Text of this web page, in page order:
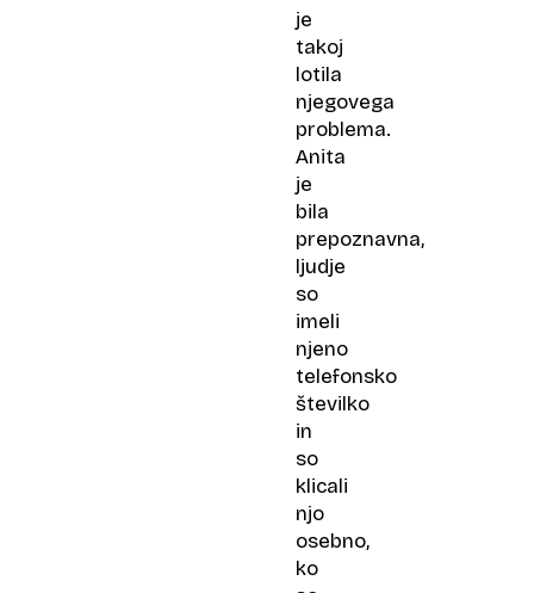
je
takoj
lotila
njegovega
problema.
Anita
je
bila
prepoznavna,
ljudje
so
imeli
njeno
telefonsko
številko
in
so
klicali
njo
osebno,
ko